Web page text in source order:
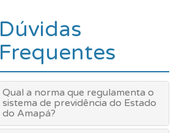
Dúvidas
Frequentes
Qual a norma que regulamenta o
sistema de previdência do Estado
do Amapá?